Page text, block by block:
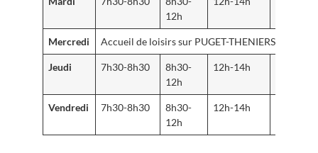
12h
Mercredi Accueil de loisirs sur PUGET-THENIERS : 7h30 –
Jeudi 7h30-8h30
8h30-
12h
12h-14h
Vendredi 7h30-8h30
8h30-
12h
12h-14h